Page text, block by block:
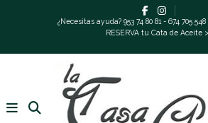
¿Necesitas ayuda? 953 74 80 81 - 674 705
RESERVA tu Cata de Aceite